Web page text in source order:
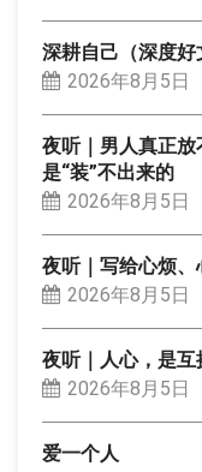
深耕自己（深度好
2026年8月5日
夜听｜男人真正放
是“装”不出来的
2026年8月5日
夜听｜写给心烦、
2026年8月5日
夜听｜人心，是
2026年8月5日
爱一个人